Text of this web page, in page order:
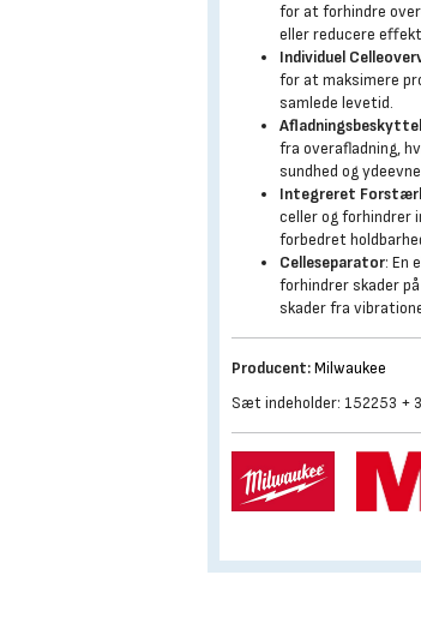
for at forhindre
eller reducere
Individuel
for at maksimere
samlede levetid.
fra overafladning,
sundhed og
Integreret
celler og forhindrer
forbedret
Celleseparator: En
forhindrer skader
skader fra
Producent:Milwaukee
Sæt indeholder: 152253 +